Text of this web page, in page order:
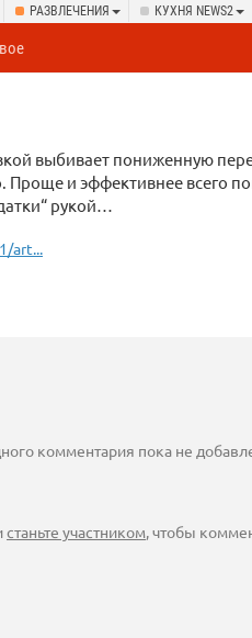
РАЗВЛЕЧЕНИЯ КУХНЯ NEWS2
выбивает пониженную
Проще и эффективнее всего
рукой…
art...
комментария пока не
станьте участником, чтобы